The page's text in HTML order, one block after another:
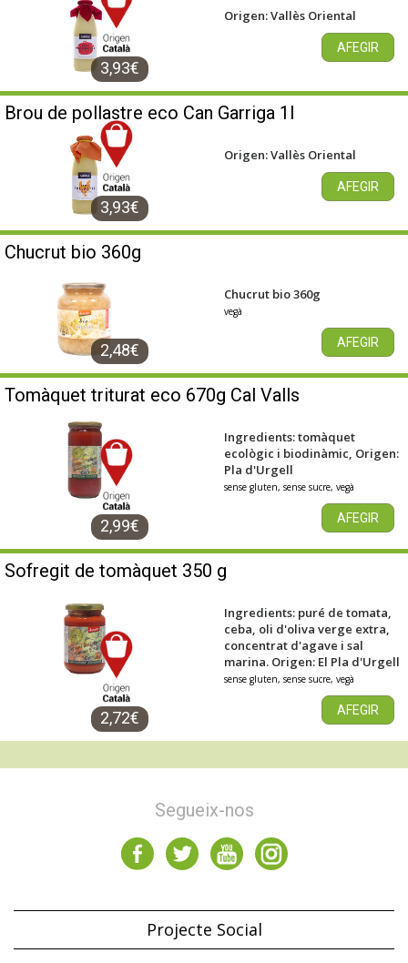
3,93€
Origen: Vallès Oriental
AFEGIR
3,93€
Brou de pollastre eco Can Garriga 1l
Origen: Vallès Oriental
AFEGIR
2,48€
Chucrut bio 360g
Chucrut bio 360g
vegà
AFEGIR
2,99€
Tomàquet triturat eco 670g Cal Valls
Ingredients: tomàquet
ecològic i biodinàmic, Origen:
Pla d'Urgell
sense gluten, sense sucre, vegà
AFEGIR
2,72€
Sofregit de tomàquet 350 g
Ingredients: puré de tomata,
ceba, oli d'oliva verge extra,
concentrat d'agave i sal
marina. Origen: El Pla d'Urgell
sense gluten, sense sucre, vegà
AFEGIR
Segueix-nos
Projecte Social